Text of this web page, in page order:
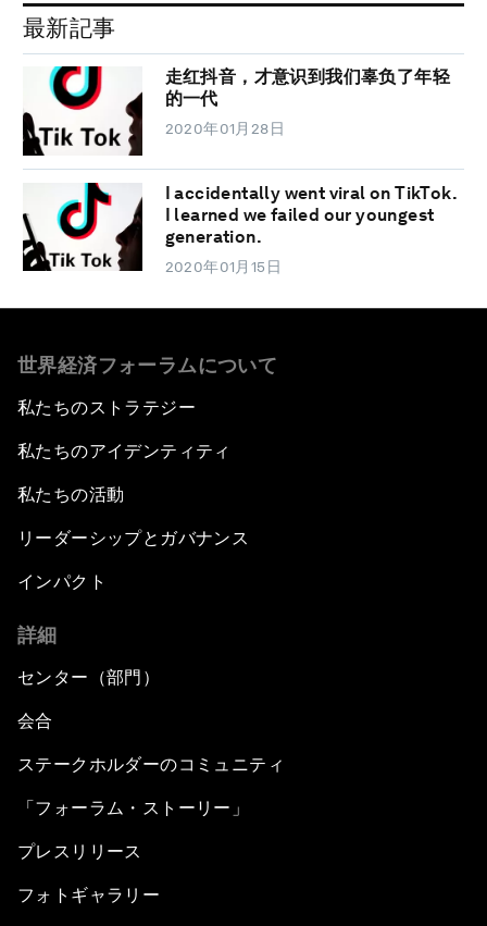
最新記事
走红抖音，才意识到我们辜负了年轻
的一代
2020年01月28日
I accidentally went viral on TikTok.
I learned we failed our youngest
generation.
2020年01月15日
世界経済フォーラムについて
私たちのストラテジー
私たちのアイデンティティ
私たちの活動
リーダーシップとガバナンス
インパクト
詳細
センター（部門）
会合
ステークホルダーのコミュニティ
「フォーラム・ストーリー」
プレスリリース
フォトギャラリー